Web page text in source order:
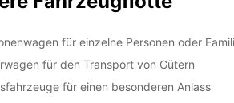
für einzelne Personen oder
für den Transport von Gütern
für einen besonderen Anlass